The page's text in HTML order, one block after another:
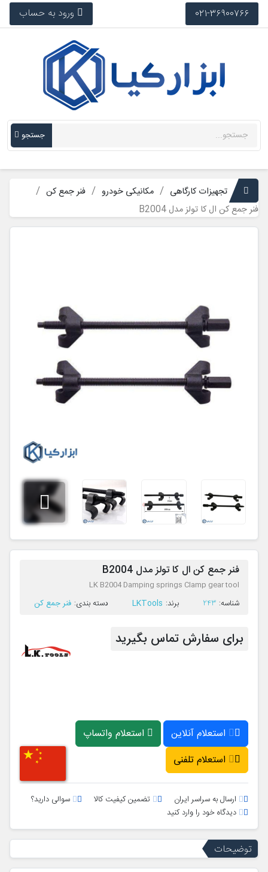
021-36900766 ورود به حساب
جستجو
تجهیزات کارگاهی مکانیکی خودرو
فنر جمع کن
فنر جمع کن ال کا تولز مدل B2004
فنر جمع کن ال کا تولز مدل B2004
LK B2004 Damping springs Clamp gear tool
ﺷﻨﺎﺳﻪ: 243 ﺑﺮﻧﺪ: LKTools ﺩﺳﺘﻪ ﺑﻨﺪی: فنر جمع کن
برای سفارش تماس بگیرید
استعلام آنلاین
استعلام واتساپ
استعلام تلفنی
ارسال به سراسر ایران تضمین کیفیت کالا
سوالی دارید؟
دیدگاه خود را وارد کنید
توضیحات